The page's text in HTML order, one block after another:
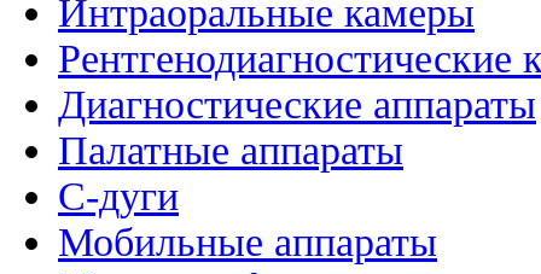
Интраоральные камеры
Рентгенодиагностические
Диагностические аппараты
Палатные аппараты
C-дуги
Мобильные аппараты